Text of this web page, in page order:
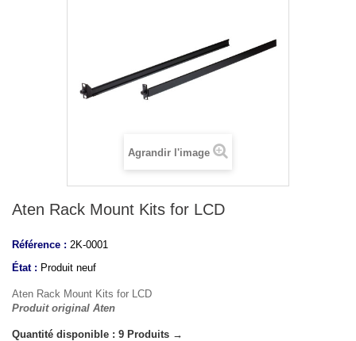
Agrandir l'image
Aten Rack Mount Kits for LCD
Référence : 2K-0001
État : Produit neuf
Aten Rack Mount Kits for LCD
Produit original Aten
Quantité disponible : 9 Produits →